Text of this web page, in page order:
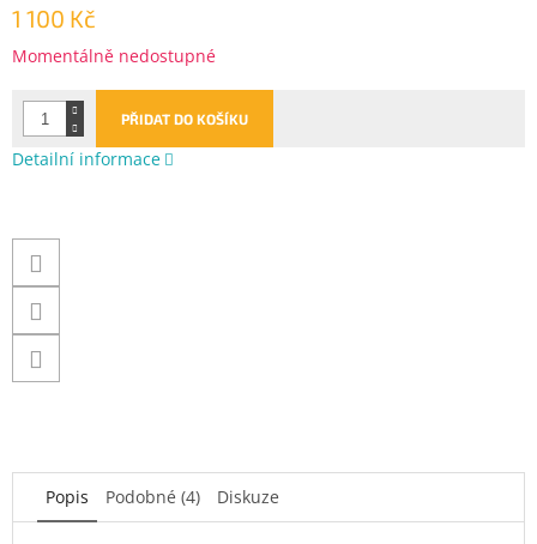
1 100 Kč
Měrná
Momentálně nedostupné
PŘIDAT DO KOŠÍKU
Detailní informace
Popis Podobné (4) Diskuze